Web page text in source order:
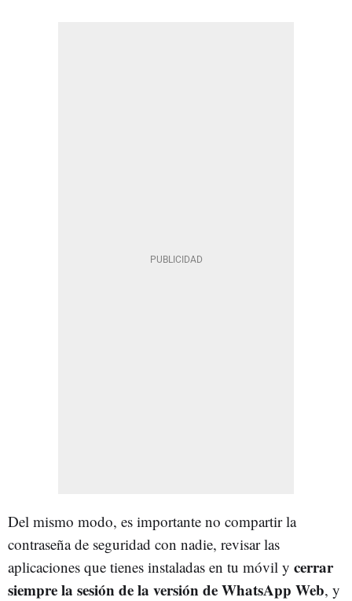
Del mismo modo, es importante no compartir la
contraseña de seguridad con nadie, revisar las
aplicaciones que tienes instaladas en tu móvil y cerrar
siempre la sesión de la versión de WhatsApp Web, y